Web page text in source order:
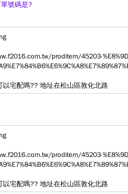
號碼是?
proditem/45203-
以宅配嗎?? 地址在松山區敦化北路
proditem/45203-
以宅配嗎?? 地址在松山區敦化北路